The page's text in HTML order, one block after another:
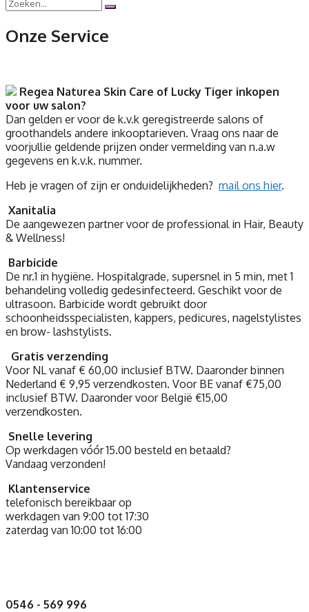
Onze Service
Regea Naturea Skin Care of Lucky Tiger inkopen
voor uw salon?
Dan gelden er voor de k.v.k geregistreerde salons of
groothandels andere inkooptarieven. Vraag ons naar de
voorjullie geldende prijzen onder vermelding van n.a.w
gegevens en k.v.k. nummer.
Heb je vragen of zijn er onduidelijkheden? mail ons hier.
Xanitalia
De aangewezen partner voor de professional in Hair, Beauty
& Wellness!
Barbicide
De nr.1 in hygiëne. Hospitalgrade, supersnel in 5 min, met 1
behandeling volledig gedesinfecteerd. Geschikt voor de
ultrasoon. Barbicide wordt gebruikt door
schoonheidsspecialisten, kappers, pedicures, nagelstylistes
en brow- lashstylists.
Gratis verzending
Voor NL vanaf € 60,00 inclusief BTW. Daaronder binnen
Nederland € 9,95 verzendkosten. Voor BE vanaf €75,00
inclusief BTW. Daaronder voor België €15,00
verzendkosten.
Snelle levering
Op werkdagen vóór 15.00 besteld en betaald?
Vandaag verzonden!
Klantenservice
telefonisch bereikbaar op
werkdagen van 9:00 tot 17:30
zaterdag van 10:00 tot 16:00
0546 - 569 996